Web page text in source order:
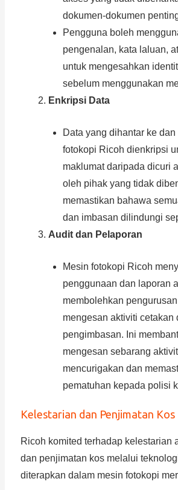
dokumen-dokumen
Pengguna boleh
pengenalan, kata laluan,
untuk mengesahkan
sebelum menggunakan
Enkripsi Data
Data yang dihantar ke
fotokopi Ricoh dienkripsi
maklumat daripada dicuri
oleh pihak yang tidak
memastikan bahawa
dan imbasan dilindungi
Audit dan Pelaporan
Mesin fotokopi Ricoh
penggunaan dan laporan
membolehkan
mengesan aktiviti cetakan
pengimbasan. Ini
mengesan sebarang
mencurigakan dan
pematuhan kepada polisi
Kelestarian dan Penjimatan Kos
Ricoh komited terhadap kelestarian
dan penjimatan kos melalui
diterapkan dalam mesin fotokopi